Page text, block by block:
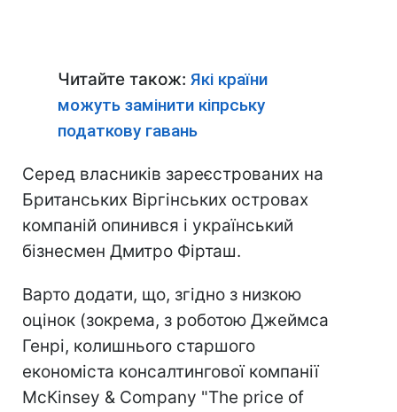
Читайте також: Які країни
можуть замінити кіпрську
податкову гавань
Серед власників зареєстрованих на
Британських Віргінських островах
компаній опинився і український
бізнесмен Дмитро Фірташ.
Варто додати, що, згідно з низкою
оцінок (зокрема, з роботою Джеймса
Генрі, колишнього старшого
економіста консалтингової компанії
McКinsey & Company "The price of